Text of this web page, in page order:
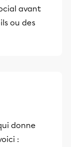
avant
ou des
donne
: